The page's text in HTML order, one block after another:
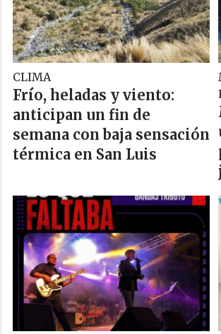
CLIMA
Frío, heladas y viento:
anticipan un fin de
semana con baja sensación
térmica en San Luis